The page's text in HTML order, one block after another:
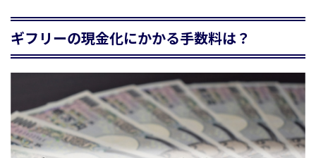
ギフリーの現金化にかかる手数料は？